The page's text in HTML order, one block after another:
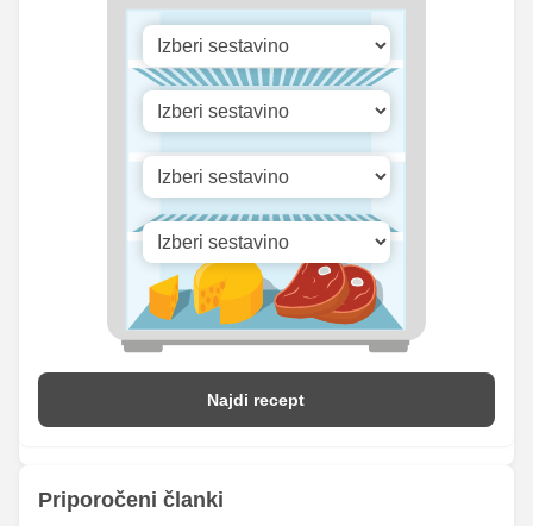
5168.49
iu
18467 iu
0 mg 0 mg
22.39
mg
80 mg
0 mg 0 mg
Najdi recept
Priporočeni članki